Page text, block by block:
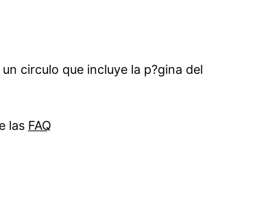
circulo que incluye la p?gina del
las FAQ